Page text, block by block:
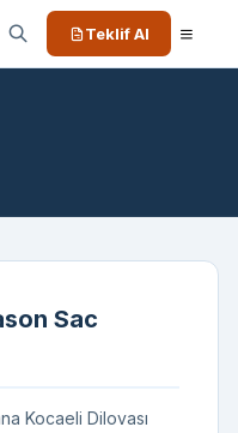
Teklif Al
Sac
Kocaeli Dilovası